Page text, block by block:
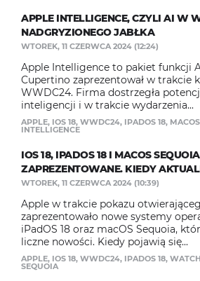
APPLE INTELLIGENCE, CZYLI AI W
NADGRYZIONEGO JABŁKA
WTOREK, 11 CZERWCA 2024 (12:24)
Apple Intelligence to pakiet funkcji
Cupertino zaprezentował w trakcie
WWDC24. Firma dostrzegła
inteligencji i w trakcie wydarzenia...
APPLE, IOS 18, WWDC24, IPADOS 18,
INTELLIGENCE
IOS 18, IPADOS 18 I MACOS SEQUOIA
ZAPREZENTOWANE. KIEDY
WTOREK, 11 CZERWCA 2024 (10:39)
Apple w trakcie pokazu
zaprezentowało nowe systemy
iPadOS 18 oraz macOS Sequoia,
liczne nowości. Kiedy pojawią się...
APPLE, IOS 18, WWDC24, IPADOS 18,
SEQUOIA